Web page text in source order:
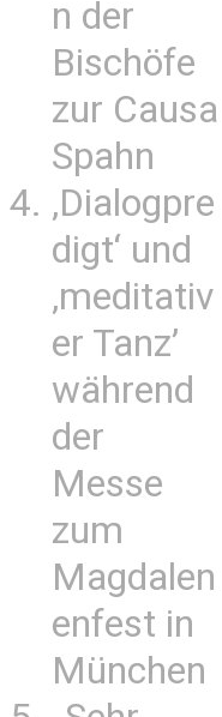
n der
Bischöfe
zur Causa
Spahn
‚Dialogpre
digt‘ und
‚meditativ
er Tanz’
während
der
Messe
zum
Magdalen
enfest in
München